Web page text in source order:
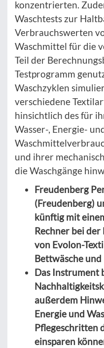
konzentrierten.
Waschtests zur
Verbrauchswerten
Waschmittel für die
Teil der
Testprogramm
Waschzyklen
verschiedene
hinsichtlich des für
Wasser-, Energie-
und ihrer
die Waschgänge
Freudenberg
(Freudenberg)
künftig mit
Rechner bei
von Evolon-
Bettwäsche
Das Instrument
außerdem
Energie und
Pflegeschritten
einsparen